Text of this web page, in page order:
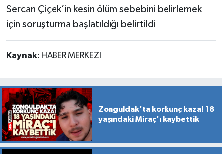
Sercan Çiçek’in kesin ölüm sebebini belirlemek
için soruşturma başlatıldığı belirtildi
Kaynak: HABER MERKEZİ
Zonguldak'ta korkunç kaza! 18
yaşındaki Miraç'ı kaybettik